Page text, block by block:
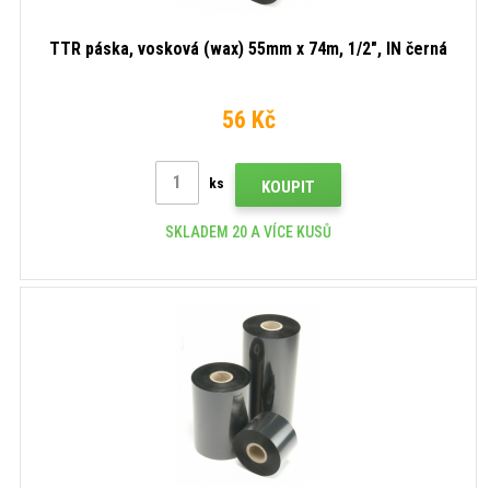
TTR páska, vosková (wax) 55mm x 74m, 1/2", IN černá
56 Kč
ks KOUPIT
SKLADEM 20 A VÍCE KUSŮ